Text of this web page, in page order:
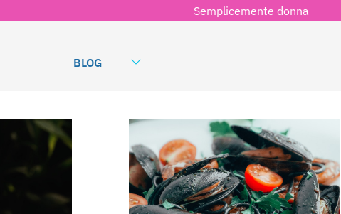
Semplicemente donna
BLOG